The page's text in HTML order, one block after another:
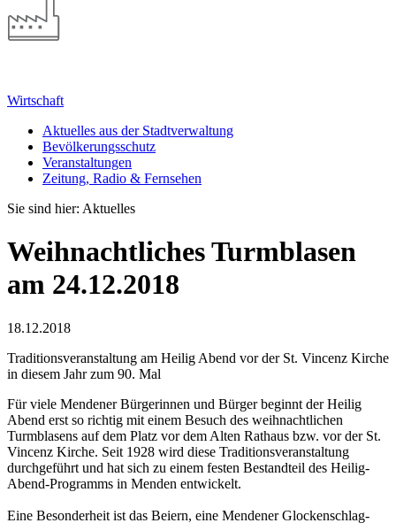
Wirtschaft
Aktuelles aus der Stadtverwaltung
Bevölkerungsschutz
Veranstaltungen
Zeitung, Radio & Fernsehen
Sie sind hier: Aktuelles
Weihnachtliches Turmblasen
am 24.12.2018
18.12.2018
Traditionsveranstaltung am Heilig Abend vor der St. Vincenz Kirche
in diesem Jahr zum 90. Mal
Für viele Mendener Bürgerinnen und Bürger beginnt der Heilig
Abend erst so richtig mit einem Besuch des weihnachtlichen
Turmblasens auf dem Platz vor dem Alten Rathaus bzw. vor der St.
Vincenz Kirche. Seit 1928 wird diese Traditionsveranstaltung
durchgeführt und hat sich zu einem festen Bestandteil des Heilig-
Abend-Programms in Menden entwickelt.
Eine Besonderheit ist das Beiern, eine Mendener Glockenschlag-